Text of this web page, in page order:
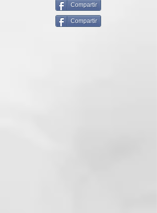
BENEFICIOS CLAVE
Acción hidratante y
voluminizadora: elimina
Compartir
Compartir